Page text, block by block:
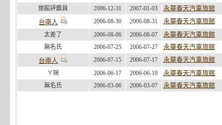
旅館評鑑員 2006-12-31 2007-01-03
永華春天汽車旅館
台南人
2006-08-30 2006-08-31 永華春天汽車旅館
太差了 2006-08-06 2006-08-07 永華春天汽車旅館
無名氏 2006-07-25 2006-07-27
永華春天汽車旅館
台南人
2006-07-15 2006-07-17 永華春天汽車旅館
ㄚ咪 2006-06-17 2006-06-19 永華春天汽車旅館
無名氏 2006-03-06 2006-03-07 永華春天汽車旅館